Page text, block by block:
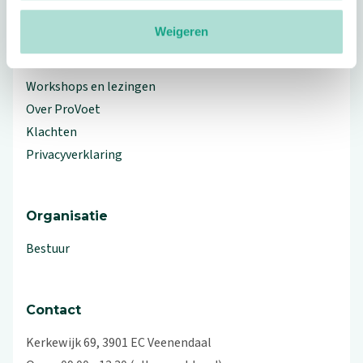
Weigeren
Branche Informatiecentrum
Workshops en lezingen
Over ProVoet
Klachten
Privacyverklaring
Organisatie
Bestuur
Contact
Kerkewijk 69, 3901 EC Veenendaal